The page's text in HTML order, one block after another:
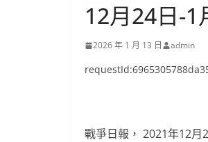
12月24日-1
2026 年 1 月 13 日 admin
戰爭日報， 2021年12月